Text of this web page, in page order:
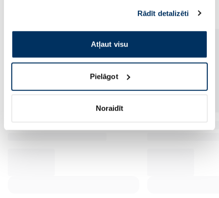
pakalpojumus. Ja piekrītat šo papildu sīkdatņu
izmantošanai, lūdzu, atzīmējiet savu izvēli:
Rādīt detalizēti
Atļaut visu
Pielāgot
Noraidīt